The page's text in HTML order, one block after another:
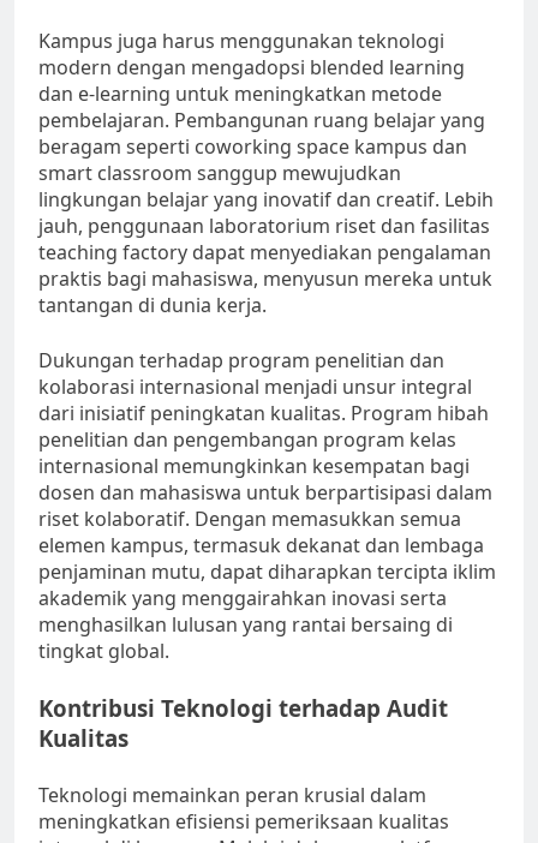
Kampus juga harus menggunakan teknologi
modern dengan mengadopsi blended learning
dan e-learning untuk meningkatkan metode
pembelajaran. Pembangunan ruang belajar yang
beragam seperti coworking space kampus dan
smart classroom sanggup mewujudkan
lingkungan belajar yang inovatif dan creatif. Lebih
jauh, penggunaan laboratorium riset dan fasilitas
teaching factory dapat menyediakan pengalaman
praktis bagi mahasiswa, menyusun mereka untuk
tantangan di dunia kerja.
Dukungan terhadap program penelitian dan
kolaborasi internasional menjadi unsur integral
dari inisiatif peningkatan kualitas. Program hibah
penelitian dan pengembangan program kelas
internasional memungkinkan kesempatan bagi
dosen dan mahasiswa untuk berpartisipasi dalam
riset kolaboratif. Dengan memasukkan semua
elemen kampus, termasuk dekanat dan lembaga
penjaminan mutu, dapat diharapkan tercipta iklim
akademik yang menggairahkan inovasi serta
menghasilkan lulusan yang rantai bersaing di
tingkat global.
Kontribusi Teknologi terhadap Audit
Kualitas
Teknologi memainkan peran krusial dalam
meningkatkan efisiensi pemeriksaan kualitas